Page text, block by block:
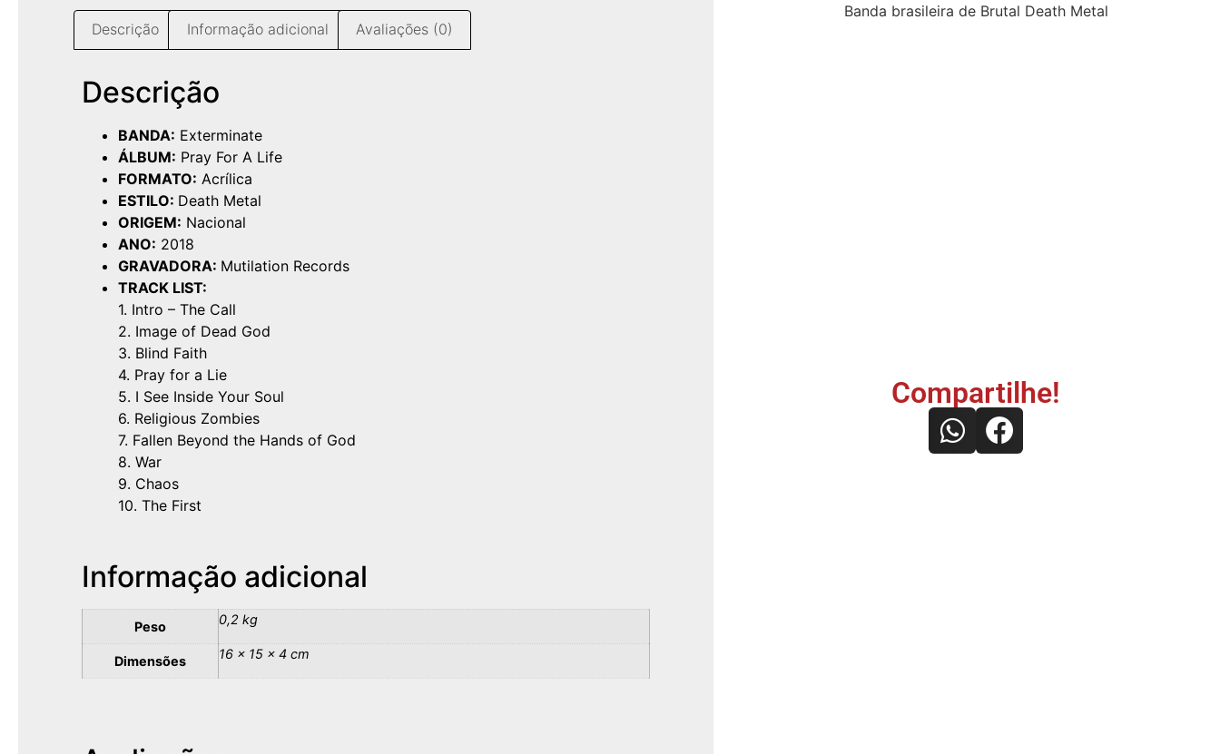
Descrição Informação adicional Avaliações (0)
Descrição
BANDA: Exterminate
ÁLBUM: Pray For A Life
FORMATO: Acrílica
ESTILO: Death Metal
ORIGEM: Nacional
ANO: 2018
GRAVADORA: Mutilation Records
TRACK LIST:
1. Intro – The Call
2. Image of Dead God
3. Blind Faith
4. Pray for a Lie
5. I See Inside Your Soul
6. Religious Zombies
7. Fallen Beyond the Hands of God
8. War
9. Chaos
10. The First
Informação adicional
Peso 0,2 kg
Dimensões 16 × 15 × 4 cm
Banda brasileira de Brutal Death Metal
Compartilhe!